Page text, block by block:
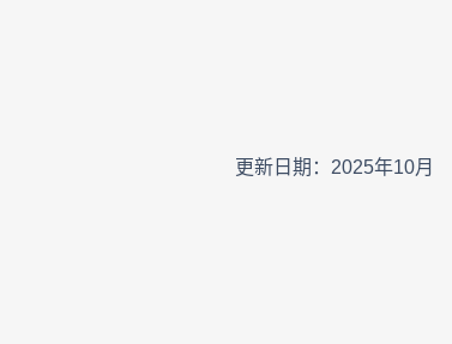
更新日期：2025年10月